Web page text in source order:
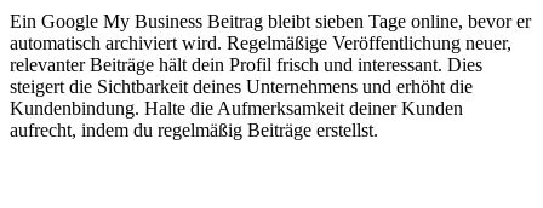
Ein Google My Business Beitrag bleibt sieben Tage online, bevor er
automatisch archiviert wird. Regelmäßige Veröffentlichung neuer,
relevanter Beiträge hält dein Profil frisch und interessant. Dies
steigert die Sichtbarkeit deines Unternehmens und erhöht die
Kundenbindung. Halte die Aufmerksamkeit deiner Kunden
aufrecht, indem du regelmäßig Beiträge erstellst.